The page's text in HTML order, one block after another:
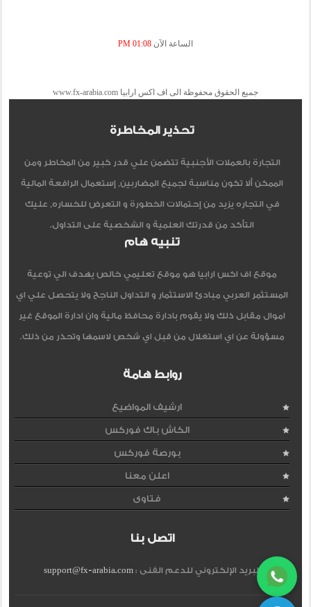
الساعة الآن 01:08 PM
جميع الحقوق محفوظة الى اف اكس ارابيا www.fx-arabia.com
تحذير المخاطرة
التجارة بالعملات الأجنبية تتضمن علي قدر كبير من المخاطر ومن
الممكن ألا تكون مناسبة لجميع المضاربين, إستعمال الرافعة المالية
في التجاره يزيد من إحتمالات الخطورة و التعرض للخساره, عليك
التأكد من قدرتك العلمية و الشخصية على التداول.
تنبيه هام
موقع اف اكس ارابيا هو موقع تعليمي خالص يهدف الي توعية
المستثمر العربي مبادئ الاستثمار و التداول الناجح ولا يتحصل علي اي
اموال مقابل ذلك ولا يقوم بادارة محافظ مالية وان ادارة الموقع غير
مسؤولة عن اي استغلال من قبل اي شخص لاسمها وتحذر من ذلك.
روابط هامة
ارشيف المواضيع
الكاش باك فوركس
بورصة فوركس
اعلن معنا
فتاوى
اتصل بنا
البريد الإلكتروني للدعم الفنى :support@fx-arabia.com